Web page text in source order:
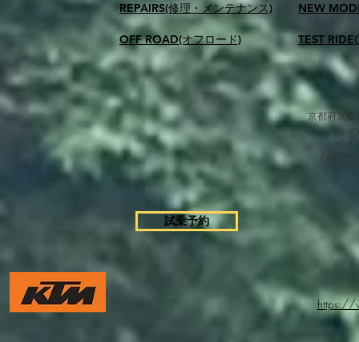
REPAIRS(修理・メンテナンス)
OFF ROAD(オフロード)
NEW
TEST
京都府京都
ベイ
FAX/
試乗予約
https://